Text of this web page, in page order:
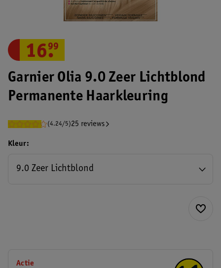
Garnier Olia 9.0 Zeer Lichtblond
Permanente Haarkleuring
(4.24/5)25 reviews
16.
99
Kleur
9.0 Zeer Lichtblond
Actie